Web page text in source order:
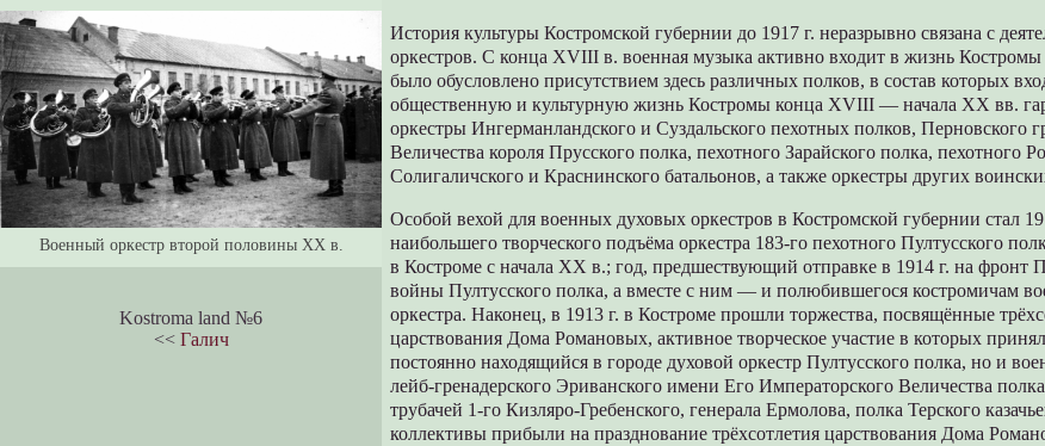
История культуры Костромской губернии до 1917 г. неразрывно связана с
оркестров. С конца XVIII в. военная музыка активно входит в жизнь
было обусловлено присутствием здесь различных полков, в состав которых
общественную и культурную жизнь Костромы конца XVIII — начала XX вв.
оркестры Ингерманландского и Суздальского пехотных полков, Перновского
Величества короля Прусского полка, пехотного Зарайского полка, пехотного
Солигаличского и Краснинского батальонов, а также оркестры других
Особой вехой для военных духовых оркестров в Костромской губернии стал
наибольшего творческого подъёма оркестра 183-го пехотного Пултусского
в Костроме с начала XX в.; год, предшествующий отправке в 1914 г. на фронт
войны Пултусского полка, а вместе с ним — и полюбившегося костромичам
оркестра. Наконец, в 1913 г. в Костроме прошли торжества, посвящённые
царствования Дома Романовых, активное творческое участие в которых
постоянно находящийся в городе духовой оркестр Пултусского полка, но и
лейб-гренадерского Эриванского имени Его Императорского Величества
трубачей 1-го Кизляро-Гребенского, генерала Ермолова, полка Терского
коллективы прибыли на празднование трёхсотлетия царствования Дома
Военный оркестр второй половины XX в.
Kostroma land №6
<< Галич